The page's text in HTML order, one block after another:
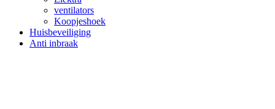
ventilators
Koopjeshoek
Huisbeveiliging
Anti inbraak